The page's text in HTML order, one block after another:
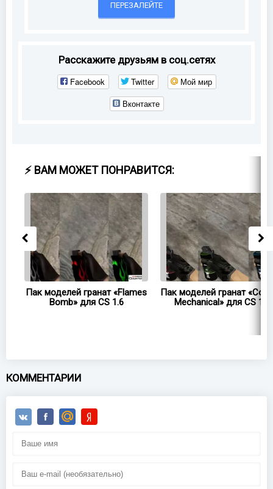
ПЕРЕЗАЛЕЙТЕ
Расскажите друзьям в соц.сетях
Facebook Twitter
Мой мир
Вконтакте
⚡ ВАМ МОЖЕТ ПОНРАВИТСЯ:
Пак моделей гранат «Flames
Bomb» для CS 1.6
Пак моделей гранат
Mechanical» для CS 1.6
КОММЕНТАРИИ